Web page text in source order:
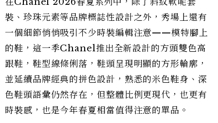
裝、珍珠元素等品牌標誌性設計之外，秀場上還有
一個細節悄悄吸引不少時裝編輯注意——模特腳上
的鞋，這一季Chanel推出全新設計的方頭雙色高
跟鞋，鞋型線條俐落，鞋頭呈現明顯的方形輪廓，
並延續品牌經典的拼色設計，熟悉的米色鞋身、深
色鞋頭語彙仍然存在，但整體比例更現代，也更有
時裝感，也是今年春夏相當值得注意的單品。